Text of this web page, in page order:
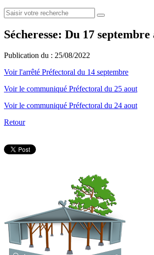
Sécheresse: Du 17
Publication du : 25/08/2022
Voir l'arrêté Préfectoral du 14 septembre
Voir le communiqué Préfectoral du 25 aout
Voir le communiqué Préfectoral du 24 aout
Retour